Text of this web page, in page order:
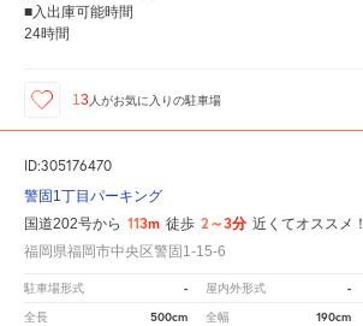
■入出庫可能時間
24時間
13 人がお気に入りの駐車場
ID:305176470
警固1丁目パーキング
国道202号から 113m 徒歩 2～3分 近くてオススメ！
福岡県福岡市中央区警固1-15-6
駐車場形式 - 屋内外形式 -
全長 500cm 全幅 190cm